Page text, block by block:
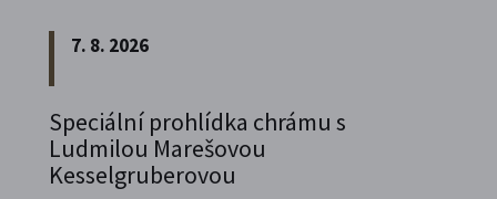
7. 8. 2026
Speciální prohlídka chrámu s
Ludmilou Marešovou
Kesselgruberovou